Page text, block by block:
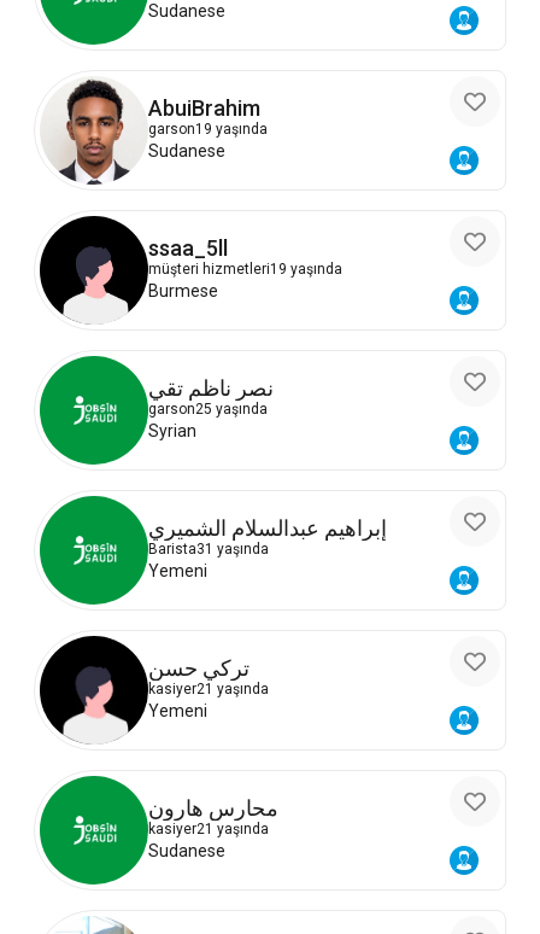
Sudanese
AbuiBrahim
garson19 yaşında
Sudanese
ssaa_5ll
müşteri hizmetleri19 yaşında
Burmese
نصر ناظم تقي
garson25 yaşında
Syrian
إبراهيم عبدالسلام الشميري
Barista31 yaşında
Yemeni
تركي حسن
kasiyer21 yaşında
Yemeni
محارس هارون
kasiyer21 yaşında
Sudanese